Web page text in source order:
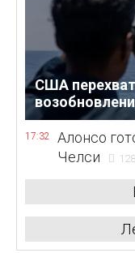
США
17:32
Алонсо
Челси
128